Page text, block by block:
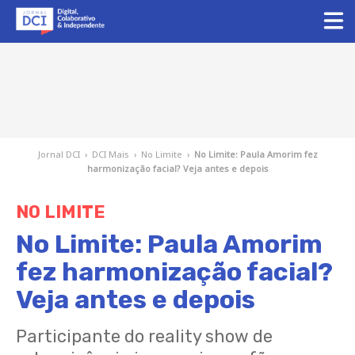
Jornal DCI › DCI Mais › No Limite › No Limite: Paula Amorim fez
harmonização facial? Veja antes e depois
NO LIMITE
No Limite: Paula Amorim
fez harmonização facial?
Veja antes e depois
Participante do reality show de